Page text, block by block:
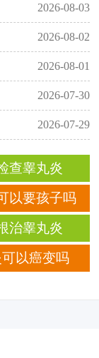
2026-08-03
2026-08-02
2026-08-01
2026-07-30
2026-07-29
查睾丸炎
以要孩子吗
治睾丸炎
以癌变吗